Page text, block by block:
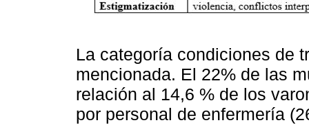
La categoría condiciones de
mencionada. El 22% de las
relación al 14,6 % de los
por personal de enfermería